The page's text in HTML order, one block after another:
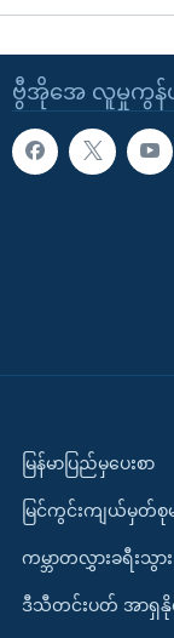
ဗွီအိုအေ လူမှုကွန်
မြန်မာပြည်မှပေးစာ
မြင်ကွင်းကျယ်မှတ်စုမ
ကမ္ဘာတလွှားခရီးသွား
ဒီသီတင်းပတ် အာရှနို